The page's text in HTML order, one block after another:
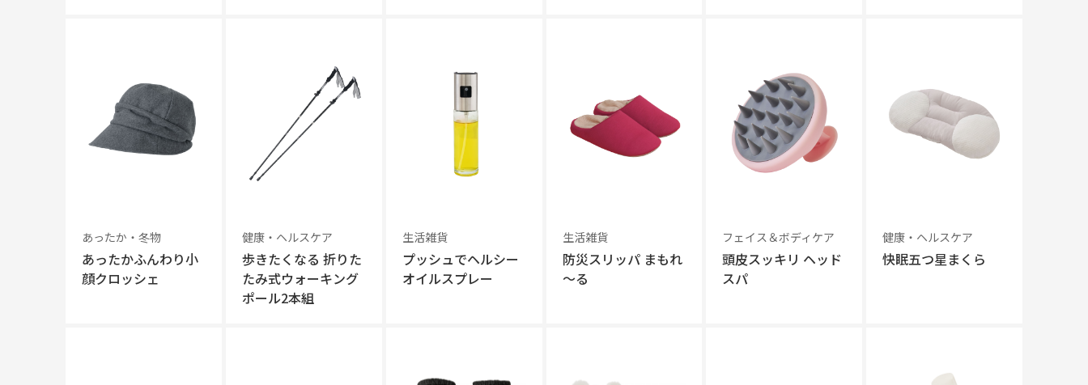
あったか・冬物
あったかふんわり小
顔クロッシェ
健康・ヘルスケア
歩きたくなる 折りた
たみ式ウォーキング
ポール2本組
生活雑貨
プッシュでヘルシー
オイルスプレー
生活雑貨
防災スリッパ まもれ
～る
フェイス＆ボディケア
頭皮スッキリ ヘッド
スパ
健康・ヘルスケア
快眠五つ星まくら